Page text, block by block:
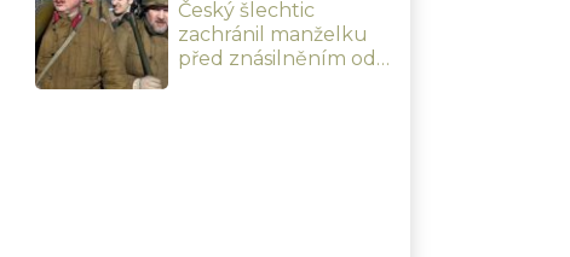
Český šlechtic
zachránil manželku
před znásilněním od